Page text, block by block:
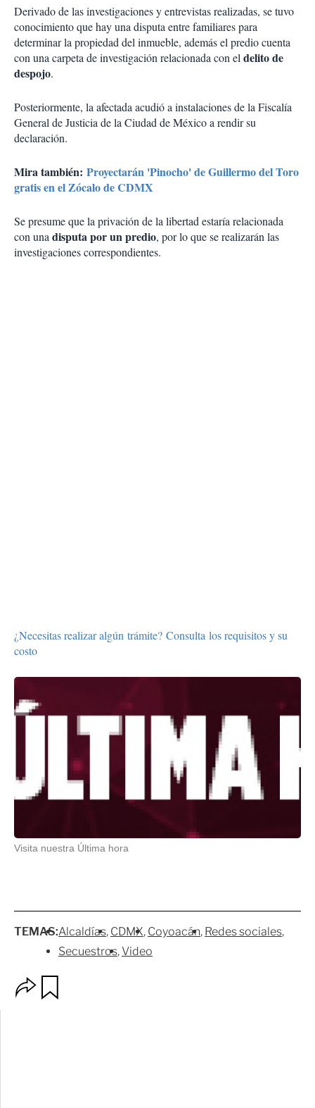
Derivado de las investigaciones y entrevistas realizadas, se tuvo
conocimiento que hay una disputa entre familiares para
determinar la propiedad del inmueble, además el predio cuenta
con una carpeta de investigación relacionada con eldelito de
despojo.
Posteriormente, la afectada acudió a instalaciones de la Fiscalía
General de Justicia de la Ciudad de México a rendir su
declaración.
Mira también: Proyectarán 'Pinocho' de Guillermo del Toro
gratis en el Zócalo de CDMX
Se presume que la privación de la libertad estaría relacionada
con unadisputa por un predio, por lo que se realizarán las
investigaciones correspondientes.
¿Necesitas realizar algún trámite? Consulta los requisitos y su
costo
Visita nuestra Última hora
TEMAS:Alcaldías CDMX Coyoacán Redes sociales
Secuestros Video